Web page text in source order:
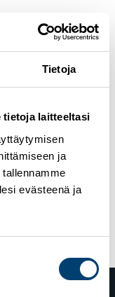
Tietoja
tietoja laitteeltasi
ja
evästeenä ja
saadaan
Pohjois-